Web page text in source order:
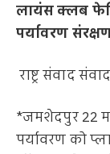
लायंस क्लब
पर्यावरण
राष्ट्र संवाद
*जमशेदपुर 22
पर्यावरण को